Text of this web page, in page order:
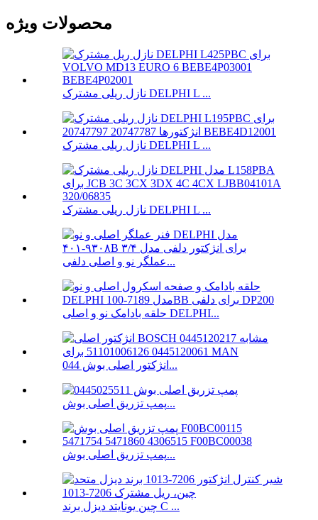
محصولات ویژه
نازل ریلی مشترک DELPHI L ...
نازل ریلی مشترک DELPHI L ...
نازل ریلی مشترک DELPHI L ...
عملگر نو و اصلی دلفی...
حلقه بادامک نو و اصلی DELPHI...
انژکتور اصلی بوش 044...
پمپ تزریق اصلی بوش...
پمپ تزریق اصلی بوش...
چین یونایتد دیزل برند C ...